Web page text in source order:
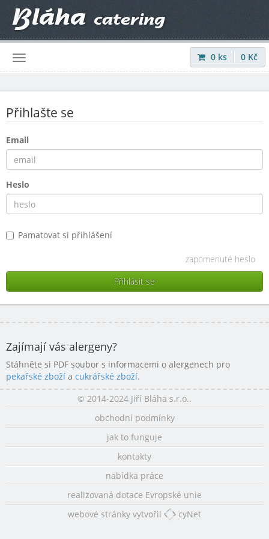
Přihlásit |Registrovat
0 ks 0 Kč
Přihlašte se
Email
Heslo
Pamatovat si přihlášení
zapomenuté heslo
Zajímají vás alergeny?
Stáhněte si PDF soubor s informacemi o alergenech pro
pekařské zboží a cukrářské zboží.
© 2014-2024 Jiří Bláha s.r.o..
obchodní podmínky
jak to funguje
kontakty
nabídka práce
realizovaná dotace Evropské unie
webové stránky vytvořil
cyNet